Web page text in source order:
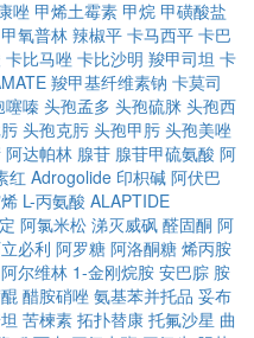
唑 甲烯土霉素 甲烷 甲磺酸盐
甲氧普林 辣椒平 卡马西平 卡巴
卡比马唑 卡比沙明 羧甲司坦 卡
羧甲基纤维素钠 卡莫司
噻嗪 头孢孟多 头孢硫脒 头孢西
头孢克肟 头孢甲肟 头孢美唑
阿达帕林 腺苷 腺苷甲硫氨酸 阿
红 Adrogolide 印枳碱 阿伏巴
L-丙氨酸 ALAPTIDE
阿氯米松 涕灭威砜 醛固酮 阿
必利 阿罗糖 阿洛酮糖 烯丙胺
阿尔维林 1-金刚烷胺 安巴腙 胺
醋胺硝唑 氨基苯并托品 妥布
苦楝素 拓扑替康 托氟沙星 曲